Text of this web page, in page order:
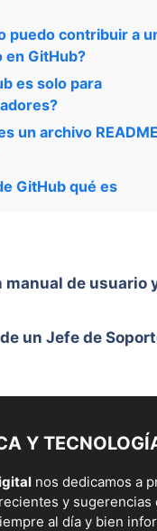
puedo contribuir a
en GitHub?
es solo para
un archivo
GitHub qué es
manual de usuario
un Jefe de
Y
nos dedicamos a
y sugerencias
al día y bien